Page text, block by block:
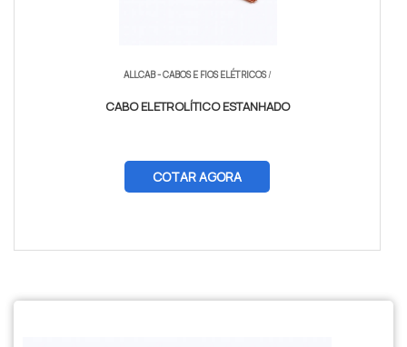
ALLCAB - CABOS E FIOS ELÉTRICOS/
CABO ELETROLÍTICO ESTANHADO
COTAR AGORA